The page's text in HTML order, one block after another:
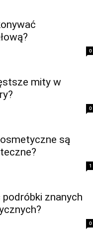
0
mity w
0
są
1
znanych
0